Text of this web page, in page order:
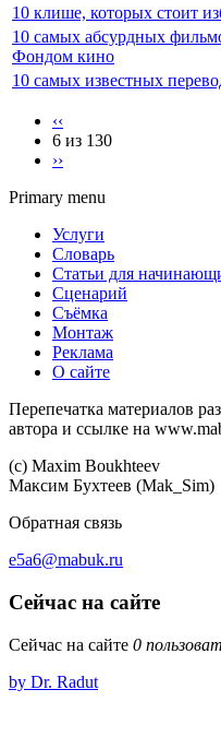
10 клише, которых стоит
10 самых абсурдных
Фондом кино
10 самых известных
‹‹
6 из 130
››
Primary menu
Услуги
Словарь
Статьи для
Сценарий
Съёмка
Монтаж
Реклама
О сайте
Перепечатка материалов
автора и ссылке на
(c) Maхim Boukhteev
Максим Бухтеев (Mak_Sim)
Обратная связь
e5a6@mabuk.ru
Сейчас на сайте
Сейчас на сайте 0
by Dr. Radut